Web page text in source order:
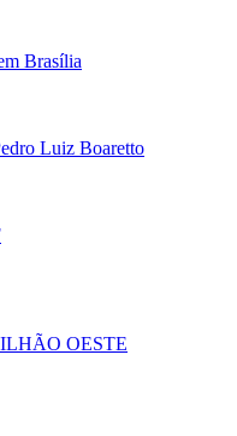
Brasília
Luiz Boaretto
OESTE